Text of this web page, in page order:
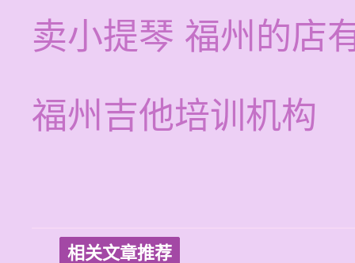
卖小提琴 福州的店
福州吉他培训机构
相关文章推荐